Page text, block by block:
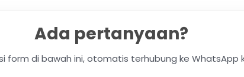
Ada pertanyaan?
form di bawah ini, otomatis terhubung ke WhatsApp